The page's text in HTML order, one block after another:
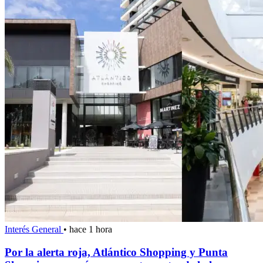
Interés General • hace 1 hora
Por la alerta roja, Atlántico Shopping y Punta